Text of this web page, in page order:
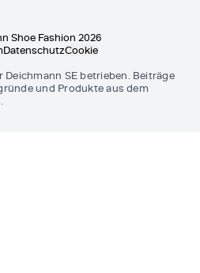
Shoe Fashion 2026
DatenschutzCookie
SE betrieben. Beiträge
und Produkte aus dem